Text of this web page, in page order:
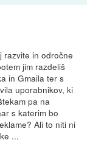
razvite in odročne
jim razdeliš
in Gmaila ter s
uporabnikov, ki
pa na
s katerim bo
Ali to niti ni
...